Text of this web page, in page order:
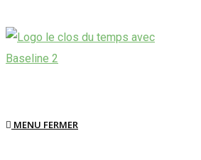
to
content
MENU FERMER